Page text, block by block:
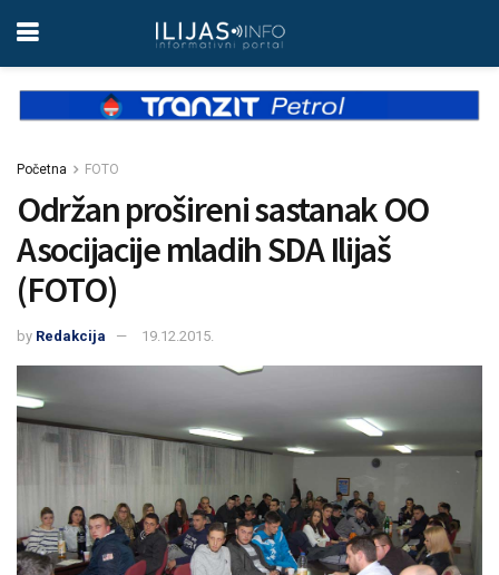
Početna FOTO
Održan prošireni sastanak OO
Asocijacije mladih SDA Ilijaš
(FOTO)
by Redakcija 19.12.2015.